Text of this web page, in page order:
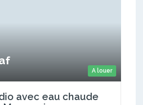
A louer
avec eau chaude